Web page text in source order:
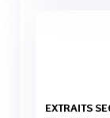
EXTRAITS